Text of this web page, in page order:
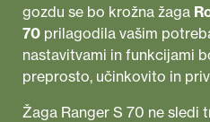
gozdu se bo krožna žaga
70 prilagodila vašim
nastavitvami in funkcijami
preprosto, učinkovito in
Žaga Ranger S 70 ne sledi